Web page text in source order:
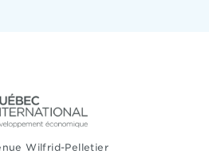
Wilfrid-Pelletier